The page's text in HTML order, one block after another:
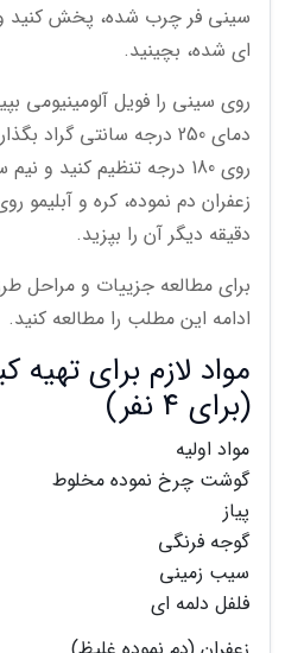
سینی فر چرب شده، پخش کنید
ای شده، بچینید.
روی سینی را فویل آلومینیومی
روی 180 درجه تنظیم
دقیقه دیگر آن را بپزید.
برای مطالعه جزییات و مراحل
ادامه این مطلب را مطالعه کنید.
مواد لازم برای تهیه
(برای 4 نفر)
مواد اولیه
گوشت چرخ نموده مخلوط
پیاز
گوجه فرنگی
سیب زمینی
فلفل دلمه ای